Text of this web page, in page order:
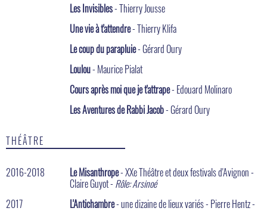
Les Invisibles- Thierry Jousse
Une vie à t'attendre- Thierry Klifa
Le coup du parapluie- Gérard Oury
Loulou- Maurice Pialat
Cours après moi que je t'attrape- Edouard Molinaro
Les Aventures de Rabbi Jacob- Gérard Oury
THÉÂTRE
2016-2018 Le Misanthrope- XXe Théâtre et deux festivals d'Avignon -
Claire Guyot - Rôle: Arsinoé
2017
L'Antichambre- une dizaine de lieux variés - Pierre Hentz -